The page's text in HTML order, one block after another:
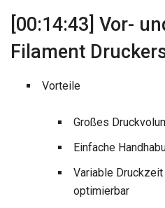
[00:14:43] Vor-
Filament
Vorteile
Großes
Einfache
Variable
optimierbar